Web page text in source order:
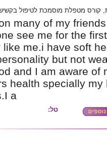
קורס מטפלת מוסמכת לטיפול
many of my
see me for the
me.i have soft
but not
and I am aware of
health specially my
a
טל: